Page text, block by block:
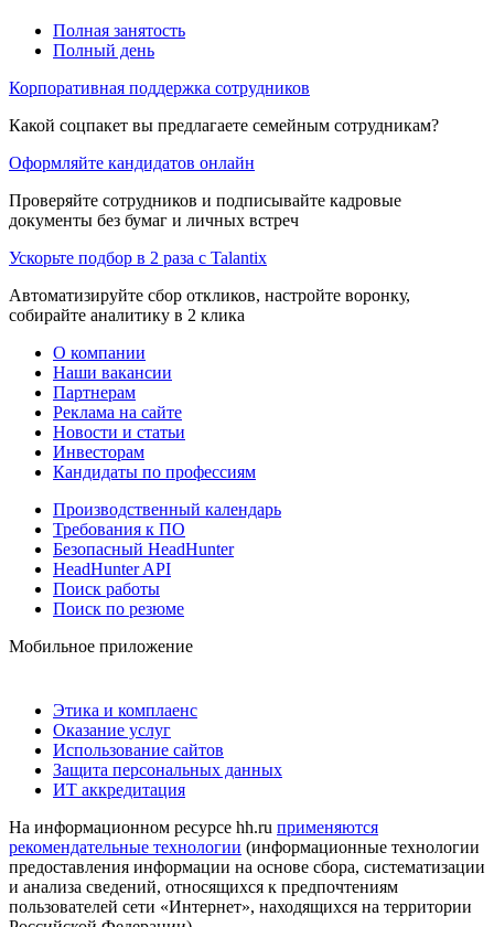
Полная занятость
Полный день
Корпоративная поддержка сотрудников
Какой соцпакет вы предлагаете семейным сотрудникам?
Оформляйте кандидатов онлайн
Проверяйте сотрудников и подписывайте кадровые
документы без бумаг и личных встреч
Ускорьте подбор в 2 раза с Talantix
Автоматизируйте сбор откликов, настройте воронку,
собирайте аналитику в 2 клика
О компании
Наши вакансии
Партнерам
Реклама на сайте
Новости и статьи
Инвесторам
Кандидаты по профессиям
Производственный календарь
Требования к ПО
Безопасный HeadHunter
HeadHunter API
Поиск работы
Поиск по резюме
Мобильное приложение
Этика и комплаенс
Оказание услуг
Использование сайтов
Защита персональных данных
ИТ аккредитация
На информационном ресурсе hh.ru применяются
рекомендательные технологии (информационные технологии
предоставления информации на основе сбора, систематизации
и анализа сведений, относящихся к предпочтениям
пользователей сети «Интернет», находящихся на территории